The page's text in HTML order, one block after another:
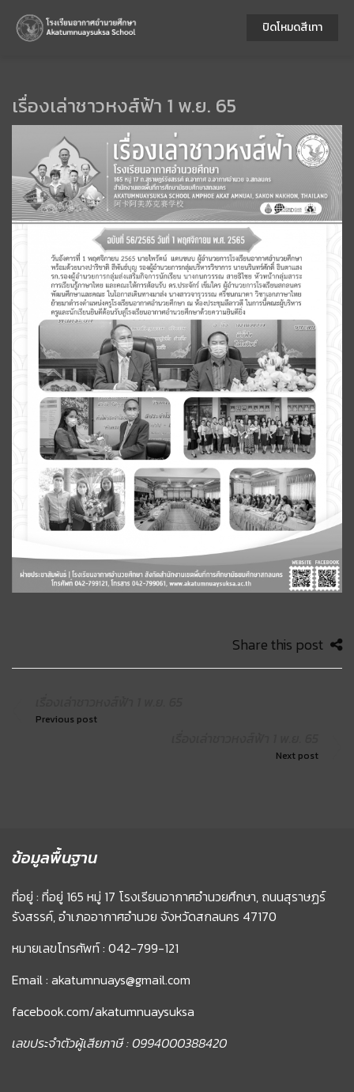
เรื่องเล่าชาวหงส์ฟ้า 1 พ.ย. 65
Share this post
Previous post
Next post
ข้อมูลพื้นฐาน
ที่อยู่ : ที่อยู่ 165 หมู่ 17 โรงเรียนอากาศอำนวยศึกษา, ถนนสุราษฏร์
รังสรรค์, อำเภออากาศอำนวย จังหวัดสกลนคร 47170
หมายเลขโทรศัพท์ : 042-799-121
Email : akatumnuays@gmail.com
facebook.com/akatumnuaysuksa
เลขประจำตัวผู้เสียภาษี : 0994000388420
ปิดโหมดสีเทา